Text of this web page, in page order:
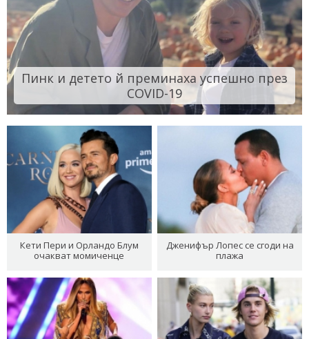
Пинк и детето й преминаха успешно през
COVID-19
Кети Пери и Орландо Блум
очакват момиченце
Дженифър Лопес се сгоди на
плажа